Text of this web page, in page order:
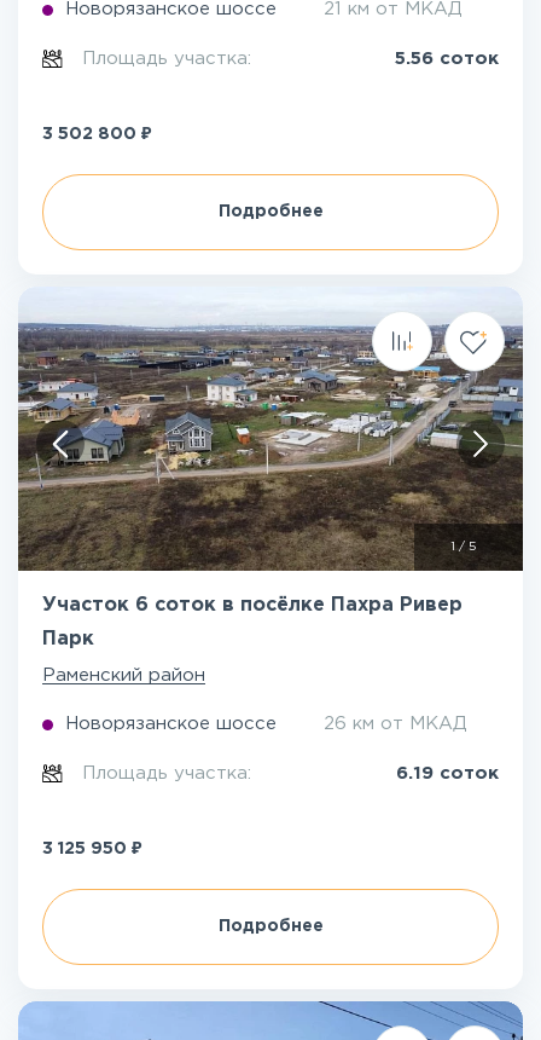
Новорязанское шоссе 21 км от МКАД
Площадь участка: 5.56 соток
3 502 800 ₽
Подробнее
1/ 5
Участок 6 соток в посёлке Пахра Ривер
Парк
Раменский район
Новорязанское шоссе 26 км от МКАД
Площадь участка: 6.19 соток
3 125 950 ₽
Подробнее